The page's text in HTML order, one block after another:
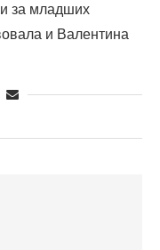
за младших
и Валентина